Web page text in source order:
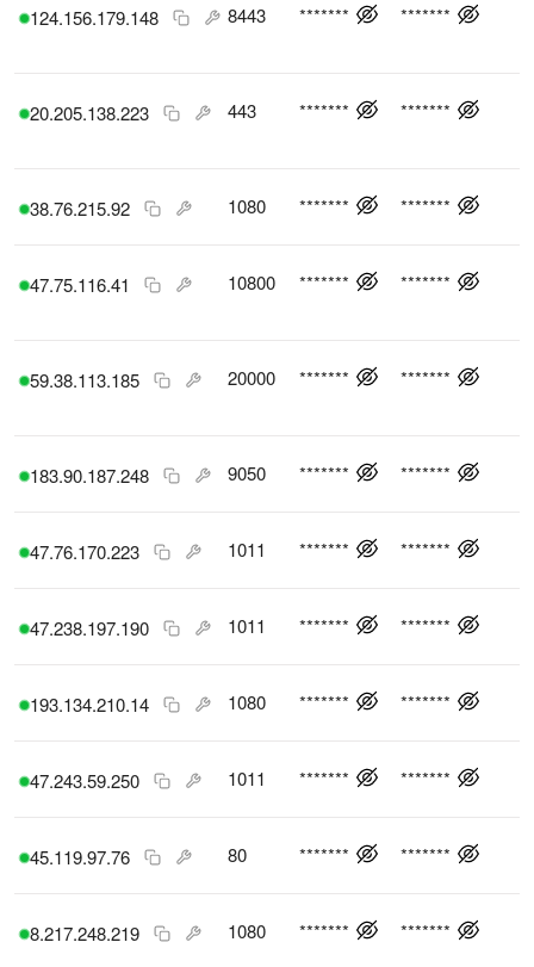
124.156.179.148 8443 ******* *******
20.205.138.223 443 ******* *******
38.76.215.92 1080 ******* *******
47.75.116.41 10800 ******* *******
59.38.113.185 20000 ******* *******
183.90.187.248 9050 ******* *******
47.76.170.223 1011 ******* *******
47.238.197.190 1011 ******* *******
193.134.210.14 1080 ******* *******
47.243.59.250 1011 ******* *******
45.119.97.76 80 ******* *******
8.217.248.219 1080 ******* *******